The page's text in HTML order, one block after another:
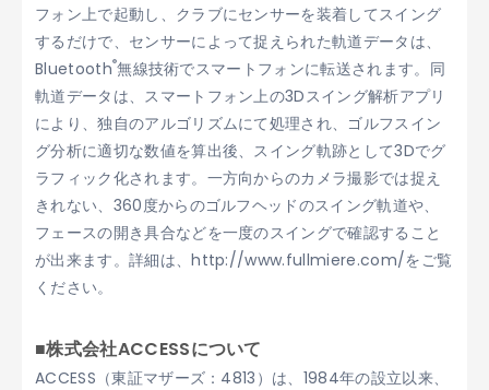
フォン上で起動し、クラブにセンサーを装着してスイング
するだけで、センサーによって捉えられた軌道データは、
Bluetooth®無線技術でスマートフォンに転送されます。同
軌道データは、スマートフォン上の3Dスイング解析アプリ
により、独自のアルゴリズムにて処理され、ゴルフスイン
グ分析に適切な数値を算出後、スイング軌跡として3Dでグ
ラフィック化されます。一方向からのカメラ撮影では捉え
きれない、360度からのゴルフヘッドのスイング軌道や、
フェースの開き具合などを一度のスイングで確認すること
が出来ます。詳細は、http://www.fullmiere.com/をご覧
ください。
■株式会社ACCESSについて
ACCESS（東証マザーズ：4813）は、1984年の設立以来、